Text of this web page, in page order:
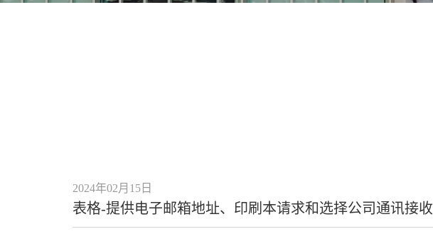
2024年02月15日
表格-提供电子邮箱地址、印刷本请求和选择公司通讯接